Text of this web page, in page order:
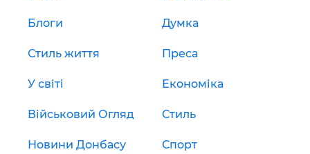
Блоги Думка
Стиль життя Преса
У світі Економіка
Військовий Огляд Стиль
Новини Донбасу Спорт